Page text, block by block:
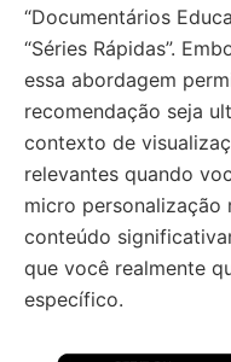
“Documentários
“Séries Rápidas”.
essa abordagem
recomendação seja
contexto de
relevantes quando
micro personalização
conteúdo
que você realmente
específico.